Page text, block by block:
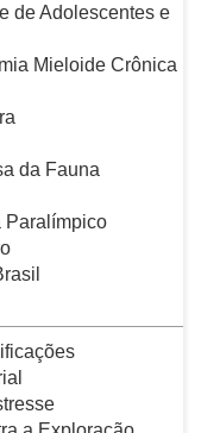
de Adolescentes e
Mieloide Crônica
da Fauna
Paralímpico